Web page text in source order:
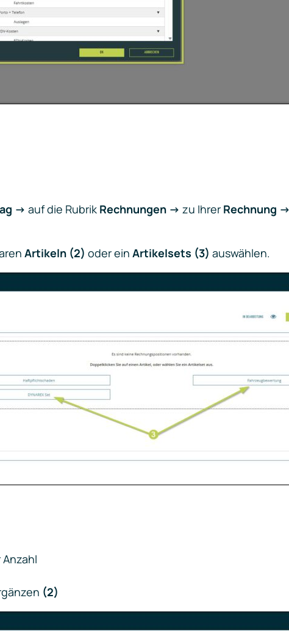
-> auf die Rubrik Rechnungen -> zu Ihrer Rechnung ->
Artikeln (2) oder ein Artikelsets (3) auswählen.
Anzahl
(2)